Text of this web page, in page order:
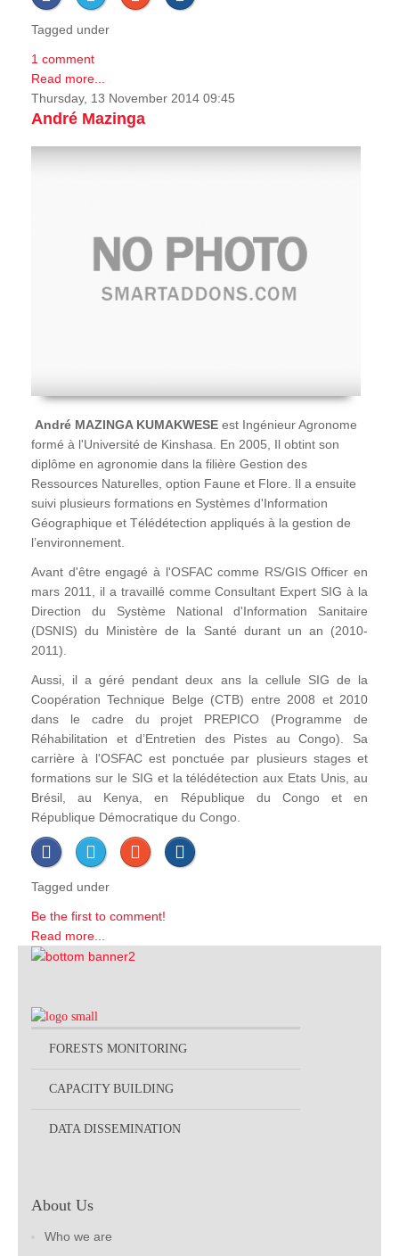
Tagged under
1 comment
Read more...
Thursday, 13 November 2014 09:45
André Mazinga
André MAZINGA KUMAKWESE est Ingénieur Agronome
formé à l'Université de Kinshasa. En 2005, Il obtint son
diplôme en agronomie dans la filière Gestion des
Ressources Naturelles, option Faune et Flore. Il a ensuite
suivi plusieurs formations en Systèmes d'Information
Géographique et Télédétection appliqués à la gestion de
l’environnement.
Avant d'être engagé à l'OSFAC comme RS/GIS Officer en
mars 2011, il a travaillé comme Consultant Expert SIG à la
Direction du Système National d'Information Sanitaire
(DSNIS) du Ministère de la Santé durant un an (2010-
2011).
Aussi, il a géré pendant deux ans la cellule SIG de la
Coopération Technique Belge (CTB) entre 2008 et 2010
dans le cadre du projet PREPICO (Programme de
Réhabilitation et d’Entretien des Pistes au Congo). Sa
carrière à l'OSFAC est ponctuée par plusieurs stages et
formations sur le SIG et la télédétection aux Etats Unis, au
Brésil, au Kenya, en République du Congo et en
République Démocratique du Congo.
Tagged under
Be the first to comment!
Read more...
FORESTS MONITORING
CAPACITY BUILDING
DATA DISSEMINATION
About Us
Who we are